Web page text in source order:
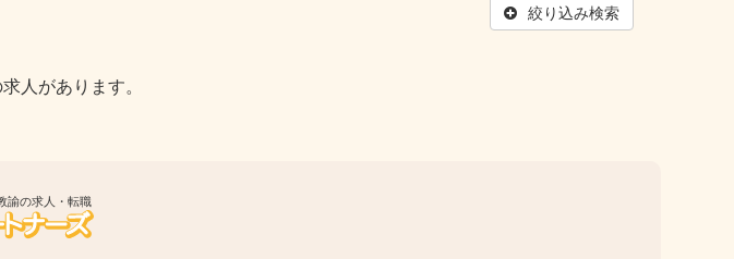
絞り込み検索
人があります。
諭の求人・転職